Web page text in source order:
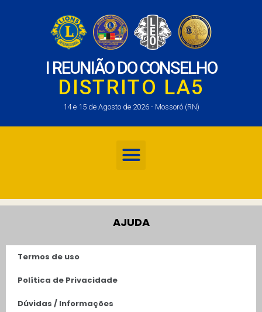
I REUNIÃO DO CONSELHO
DISTRITO LA5
14 e 15 de Agosto de 2026 - Mossoró (RN)
AJUDA
Termos de uso
Política de Privacidade
Dúvidas / Informações